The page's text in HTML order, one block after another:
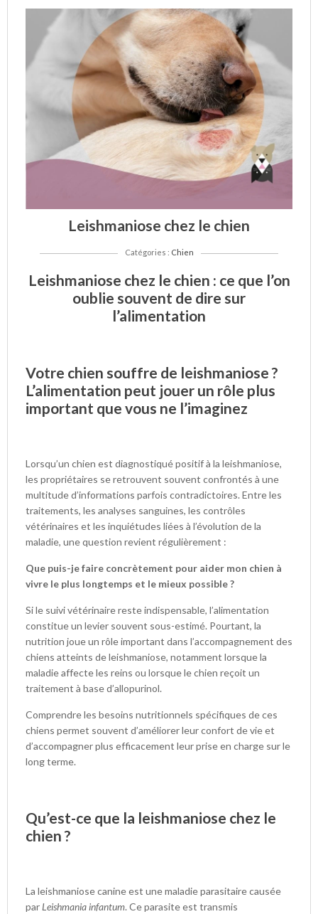
Leishmaniose chez le chien
Catégories : Chien
Leishmaniose chez le chien : ce que l’on
oublie souvent de dire sur
l’alimentation
Votre chien souffre de leishmaniose ?
L’alimentation peut jouer un rôle plus
important que vous ne l’imaginez
Lorsqu’un chien est diagnostiqué positif à la leishmaniose,
les propriétaires se retrouvent souvent confrontés à une
multitude d’informations parfois contradictoires. Entre les
traitements, les analyses sanguines, les contrôles
vétérinaires et les inquiétudes liées à l’évolution de la
maladie, une question revient régulièrement :
Que puis-je faire concrètement pour aider mon chien à
vivre le plus longtemps et le mieux possible ?
Si le suivi vétérinaire reste indispensable, l’alimentation
constitue un levier souvent sous-estimé. Pourtant, la
nutrition joue un rôle important dans l’accompagnement des
chiens atteints de leishmaniose, notamment lorsque la
maladie affecte les reins ou lorsque le chien reçoit un
traitement à base d’allopurinol.
Comprendre les besoins nutritionnels spécifiques de ces
chiens permet souvent d’améliorer leur confort de vie et
d’accompagner plus efficacement leur prise en charge sur le
long terme.
Qu’est-ce que la leishmaniose chez le
chien ?
La leishmaniose canine est une maladie parasitaire causée
par Leishmania infantum. Ce parasite est transmis